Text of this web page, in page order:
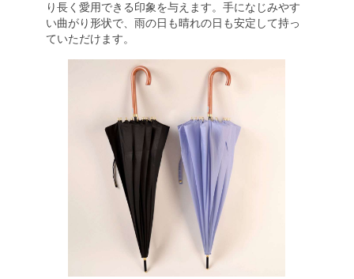
り長く愛用できる印象を与えます。手になじみやす
い曲がり形状で、雨の日も晴れの日も安定して持っ
ていただけます。